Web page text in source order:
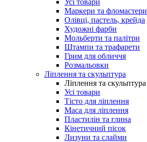
Усі товари
Маркери та фломастери
Олівці, пастель, крейда
Художні фарби
Мольберти та палітри
Штампи та трафарети
Грим для обличчя
Розмальовки
Ліплення та скульптура
Ліплення та скульптура
Усі товари
Тісто для ліплення
Маса для ліплення
Пластилін та глина
Кінетичний пісок
Лизуни та слайми